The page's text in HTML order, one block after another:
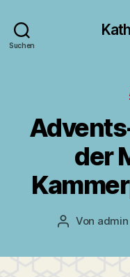
Suchen
der
Beitragsautor
Von admin